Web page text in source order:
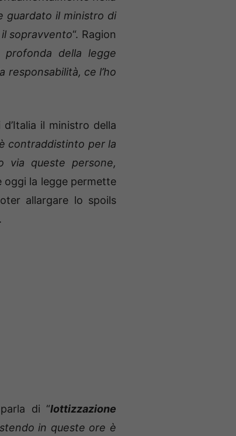
guardato il ministro di
sopravvento“. Ragion
profonda della legge
responsabilità, ce l’ho
il ministro della
contraddistinto per la
via queste persone,
oggi la legge permette
allargare lo spoils
.
di “lottizzazione
in queste ore è